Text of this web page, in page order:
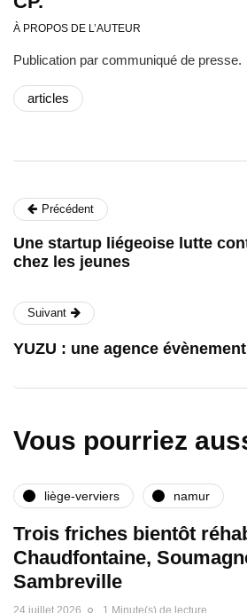
À PROPOS DE L’AUTEUR
Publication par communiqué de presse.
articles
Précédent
Une startup liégeoise lutte
chez les jeunes
Suivant
YUZU : une agence
Vous pourriez
liège-verviers namur
Trois friches bientôt
Chaudfontaine,
Sambreville